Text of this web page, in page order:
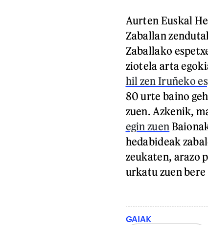
Aurten Euskal
Zaballan
Zaballako
ziotela arta
hil zen Iruñeko
80 urte baino
zuen. Azkenik,
egin zuen
hedabideak
zeukaten, arazo
urkatu zuen
GAIAK